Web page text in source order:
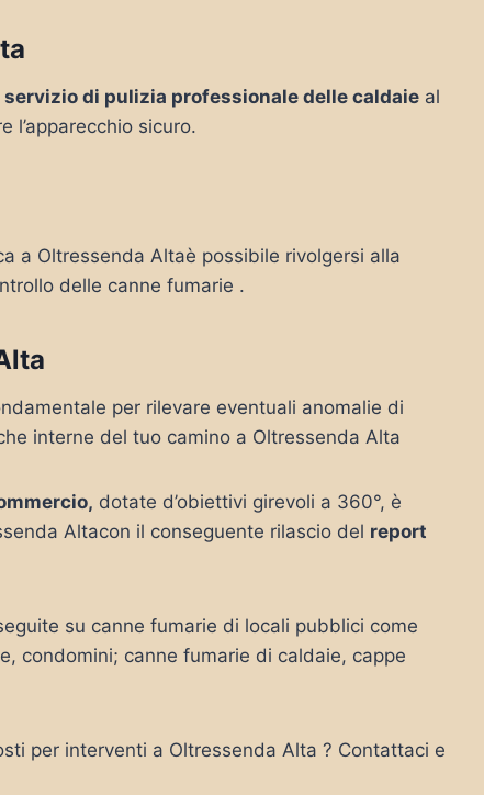
servizio di pulizia professionale delle caldaie al
l’apparecchio sicuro.
a Oltressenda Altaè possibile rivolgersi alla
delle canne fumarie .
per rilevare eventuali anomalie di
interne del tuo camino a Oltressenda Alta
dotate d’obiettivi girevoli a 360°, è
Altacon il conseguente rilascio del report
su canne fumarie di locali pubblici come
condomini; canne fumarie di caldaie, cappe
per interventi a Oltressenda Alta ? Contattaci e